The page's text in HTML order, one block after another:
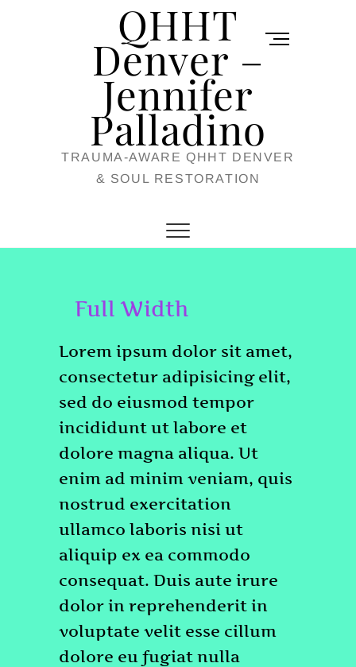
QHHT
Denver –
Jennifer
Palladino
TRAUMA-AWARE QHHT DENVER
& SOUL RESTORATION
M
u
Full Width
Lorem ipsum dolor sit amet,
consectetur adipisicing elit,
sed do eiusmod tempor
incididunt ut labore et
dolore magna aliqua. Ut
enim ad minim veniam, quis
nostrud exercitation
ullamco laboris nisi ut
aliquip ex ea commodo
consequat. Duis aute irure
dolor in reprehenderit in
voluptate velit esse cillum
dolore eu fugiat nulla